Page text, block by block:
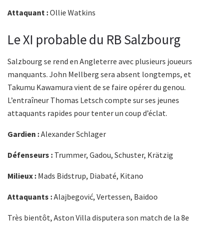
Attaquant :Ollie Watkins
Le XI probable du RB Salzbourg
Salzbourg se rend en Angleterre avec plusieurs joueurs
manquants. John Mellberg sera absent longtemps, et
Takumu Kawamura vient de se faire opérer du genou.
L’entraîneur Thomas Letsch compte sur ses jeunes
attaquants rapides pour tenter un coup d’éclat.
Gardien :Alexander Schlager
Défenseurs : Trummer, Gadou, Schuster, Krätzig
Milieux : Mads Bidstrup, Diabaté, Kitano
Attaquants :Alajbegović, Vertessen, Baidoo
Très bientôt, Aston Villa disputera son match de la 8e